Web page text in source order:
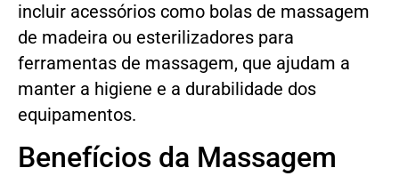
incluir acessórios como bolas de massagem
de madeira ou esterilizadores para
ferramentas de massagem, que ajudam a
manter a higiene e a durabilidade dos
equipamentos.
Benefícios da Massagem